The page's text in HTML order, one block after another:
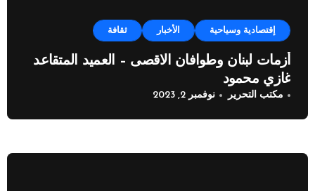
إقتصادية وسياحية الأخبار ثقافة
أزمات لبنان وطوافان الاقصى – العميد المتقاعد
غازي محمود
مكتب التحرير نوفمبر 2, 2023